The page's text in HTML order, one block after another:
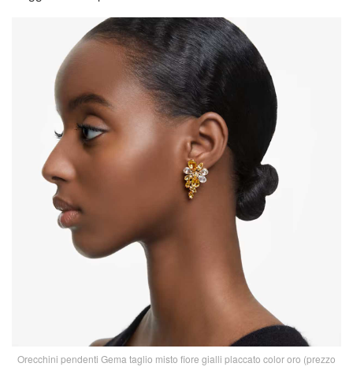
Orecchini pendenti Gema taglio misto fiore gialli placcato color oro (prezzo